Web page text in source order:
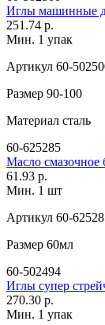
Иглы машинные
251.74 р.
Мин. 1 упак
Артикул 60-
Размер 90-100
Материал сталь
60-625285
Масло смазочное
61.93 р.
Мин. 1 шт
Артикул 60-
Размер 60мл
60-502494
Иглы супер
270.30 р.
Мин. 1 упак